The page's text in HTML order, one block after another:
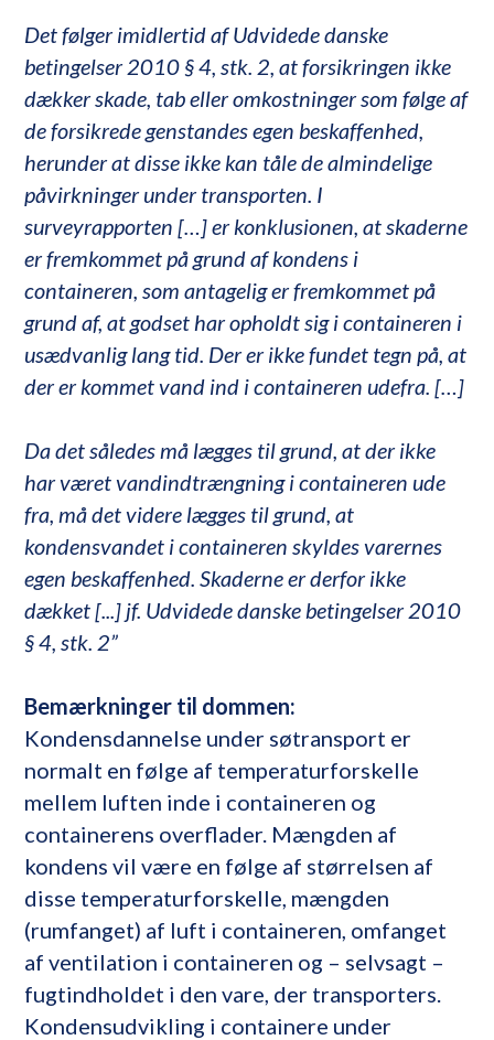
Det følger imidlertid af Udvidede danske
betingelser 2010 § 4, stk. 2, at forsikringen ikke
dækker skade, tab eller omkostninger som følge af
de forsikrede genstandes egen beskaffenhed,
herunder at disse ikke kan tåle de almindelige
påvirkninger under transporten. I
surveyrapporten […] er konklusionen, at skaderne
er fremkommet på grund af kondens i
containeren, som antagelig er fremkommet på
grund af, at godset har opholdt sig i containeren i
usædvanlig lang tid. Der er ikke fundet tegn på, at
der er kommet vand ind i containeren udefra. […]
Da det således må lægges til grund, at der ikke
har været vandindtrængning i containeren ude
fra, må det videre lægges til grund, at
kondensvandet i containeren skyldes varernes
egen beskaffenhed. Skaderne er derfor ikke
dækket [...] jf. Udvidede danske betingelser 2010
§ 4, stk. 2”
Bemærkninger til dommen:
Kondensdannelse under søtransport er
normalt en følge af temperaturforskelle
mellem luften inde i containeren og
containerens overflader. Mængden af
kondens vil være en følge af størrelsen af
disse temperaturforskelle, mængden
(rumfanget) af luft i containeren, omfanget
af ventilation i containeren og – selvsagt –
fugtindholdet i den vare, der transporters.
Kondensudvikling i containere under